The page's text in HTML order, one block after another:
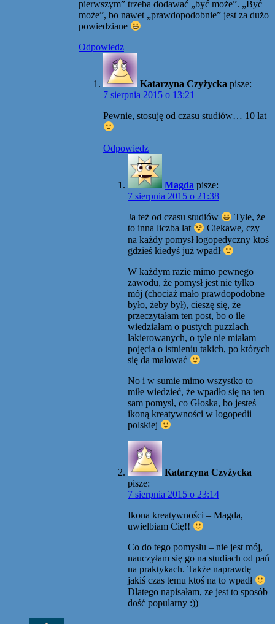
pierwszym” trzeba dodawać „być może”. „Być
może”, bo nawet „prawdopodobnie” jest za dużo
powiedziane
Odpowiedz
Katarzyna Czyżycka pisze:
7 sierpnia 2015 o 13:21
Pewnie, stosuję od czasu studiów… 10 lat
Odpowiedz
Magda pisze:
7 sierpnia 2015 o 21:38
Ja też od czasu studiów
Tyle, że
to inna liczba lat
Ciekawe, czy
na każdy pomysł logopedyczny ktoś
gdzieś kiedyś już wpadł
W każdym razie mimo pewnego
zawodu, że pomysł jest nie tylko
mój (chociaż mało prawdopodobne
było, żeby był), cieszę się, że
przeczytałam ten post, bo o ile
wiedziałam o pustych puzzlach
lakierowanych, o tyle nie miałam
pojęcia o istnieniu takich, po których
się da malować
No i w sumie mimo wszystko to
miłe wiedzieć, że wpadło się na ten
sam pomysł, co Głoska, bo jesteś
ikoną kreatywności w logopedii
polskiej
Katarzyna Czyżycka
pisze:
7 sierpnia 2015 o 23:14
Ikona kreatywności – Magda,
uwielbiam Cię!!
Co do tego pomysłu – nie jest mój,
nauczyłam się go na studiach od pań
na praktykach. Także naprawdę
jakiś czas temu ktoś na to wpadł
Dlatego napisałam, ze jest to sposób
dość popularny :))